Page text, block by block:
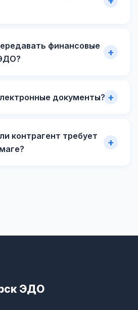
финансовые
документы?
контрагент требует
ЭДО